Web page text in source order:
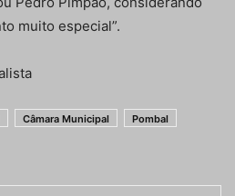
muito especial”.
Câmara Municipal
Pombal